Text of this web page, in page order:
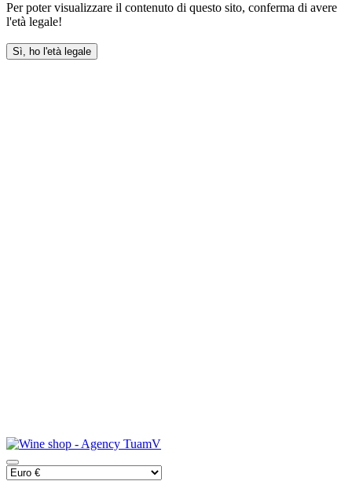
Per poter visualizzare il contenuto di questo sito, conferma di avere
l'età legale!
Sì, ho l'età legale